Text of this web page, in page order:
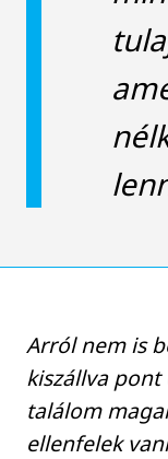
Arról nem is
kiszállva
találom
ellenfelek